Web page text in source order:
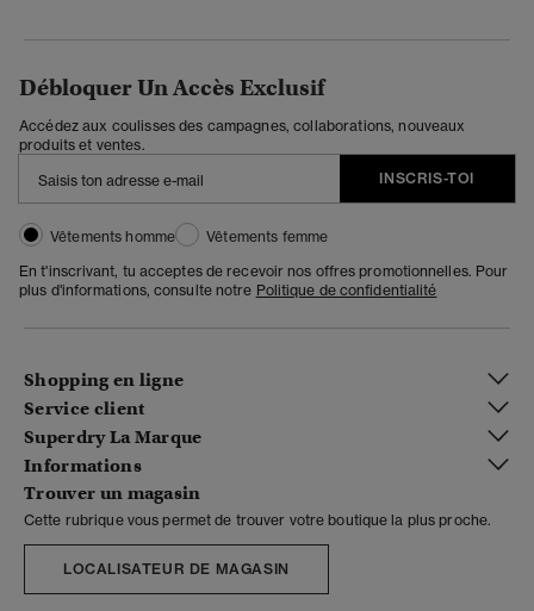
Débloquer Un Accès Exclusif
Accédez aux coulisses des campagnes, collaborations, nouveaux
produits et ventes.
INSCRIS-TOI
Vêtements homme
Vêtements femme
En t'inscrivant, tu acceptes de recevoir nos offres promotionnelles. Pour
plus d'informations, consulte notre Politique de confidentialité
Shopping en ligne
Service client
Superdry La Marque
Informations
Trouver un magasin
Cette rubrique vous permet de trouver votre boutique la plus proche.
LOCALISATEUR DE MAGASIN